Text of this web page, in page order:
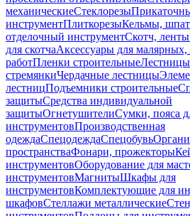
механическиеСтеклорезы
инструментПлиткорезыКельмы,
отделочный инструментСкотч,
для скотчаАксессуары для
работПленки строительные
стремянкиЧердачные лестницы
лестницПодъемники строительные
защитыСредства индивидуальной
защитыОгнетушителиСумки, пояса
инструментовПроизводственная
одеждаСпецодеждаСпецобувь
пространстваФонари, прожекторы
инструментовОборудование для
инструментовМагнитыШкафы для
инструментовКомплектующие для
шкафовСтеллажи металлические